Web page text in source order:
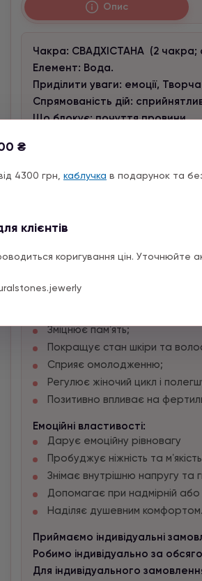
₴
4300 грн, каблучка в подарунок та
клієнтів
коригування цін. Уточнюйте
Опис
Чакра: СВАДХІСТАНА (2 чакра;
Елемент: Вода.
Приділити уваги: емоції,
Спрямованість дій:
Що блокує: почуття провини.
приносить щастя в дім
Позбавляє енергетичних
принесе душевний спокій та
найправильніше підбирати
Зміцнює памʼять;
Покращує стан шкіри та
Сприяє омолодженню;
Регулює жіночий цикл і
Позитивно впливає на
Емоційні властивості:
Дарує емоційну рівновагу
Пробуджує ніжність та
Знімає внутрішню напругу та
Допомагає при надмірній або
Наділяє душевним комфортом.
Приймаємо індивідуальні
Робимо індивідуально за
Для індивідуального